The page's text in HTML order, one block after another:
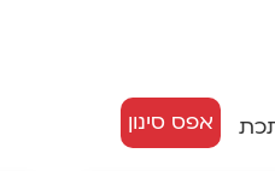
אפס סינון